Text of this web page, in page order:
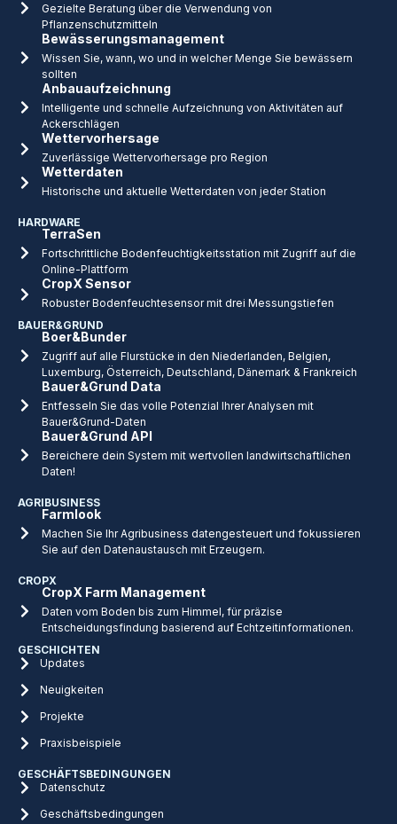
Gezielte Beratung über die Verwendung von
Pflanzenschutzmitteln
Bewässerungsmanagement
Wissen Sie, wann, wo und in welcher Menge Sie bewässern
sollten
Anbauaufzeichnung
Intelligente und schnelle Aufzeichnung von Aktivitäten auf
Ackerschlägen
Wettervorhersage
Zuverlässige Wettervorhersage pro Region
Wetterdaten
Historische und aktuelle Wetterdaten von jeder Station
HARDWARE
TerraSen
Fortschrittliche Bodenfeuchtigkeitsstation mit Zugriff auf die
Online-Plattform
CropX Sensor
Robuster Bodenfeuchtesensor mit drei Messungstiefen
BAUER&GRUND
Boer&Bunder
Zugriff auf alle Flurstücke in den Niederlanden, Belgien,
Luxemburg, Österreich, Deutschland, Dänemark & Frankreich
Bauer&Grund Data
Entfesseln Sie das volle Potenzial Ihrer Analysen mit
Bauer&Grund-Daten
Bauer&Grund API
Bereichere dein System mit wertvollen landwirtschaftlichen
Daten!
AGRIBUSINESS
Farmlook
Machen Sie Ihr Agribusiness datengesteuert und fokussieren
Sie auf den Datenaustausch mit Erzeugern.
CROPX
CropX Farm Management
Daten vom Boden bis zum Himmel, für präzise
Entscheidungsfindung basierend auf Echtzeitinformationen.
GESCHICHTEN
Updates
Neuigkeiten
Projekte
Praxisbeispiele
GESCHÄFTSBEDINGUNGEN
Datenschutz
Geschäftsbedingungen